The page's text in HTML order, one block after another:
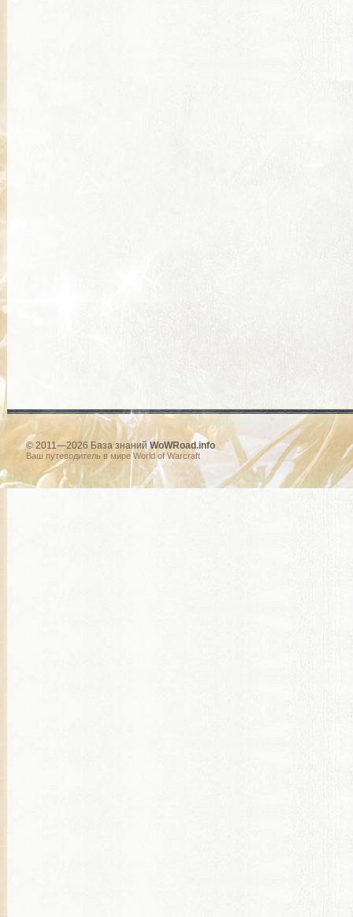
© 2011—2026 База знанийWoWRoad.info
Ваш путеводитель в мире World of Warcraft